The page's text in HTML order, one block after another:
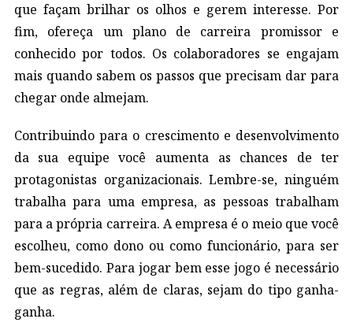
que façam brilhar os olhos e gerem interesse. Por
fim, ofereça um plano de carreira promissor e
conhecido por todos. Os colaboradores se engajam
mais quando sabem os passos que precisam dar para
chegar onde almejam.
Contribuindo para o crescimento e desenvolvimento
da sua equipe você aumenta as chances de ter
protagonistas organizacionais. Lembre-se, ninguém
trabalha para uma empresa, as pessoas trabalham
para a própria carreira. A empresa é o meio que você
escolheu, como dono ou como funcionário, para ser
bem-sucedido. Para jogar bem esse jogo é necessário
que as regras, além de claras, sejam do tipo ganha-
ganha.